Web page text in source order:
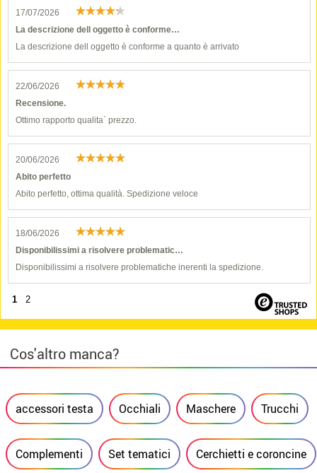
17/07/2026
La descrizione dell oggetto è conforme…
La descrizione dell oggetto è conforme a quanto è arrivato
22/06/2026
Recensione.
Ottimo rapporto qualita` prezzo.
20/06/2026
Abito perfetto
Abito perfetto, ottima qualità. Spedizione veloce
18/06/2026
Disponibilissimi a risolvere problematic…
Disponibilissimi a risolvere problematiche inerenti la spedizione.
1 2
Cos'altro manca?
accessori testa Occhiali Maschere Trucchi
Complementi Set tematici Cerchietti e coroncine